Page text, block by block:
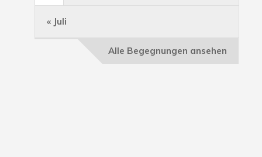
« Juli
Alle Begegnungen ansehen